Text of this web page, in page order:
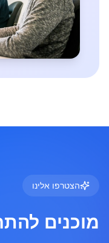
הצטרפו אלינו
מוכנים